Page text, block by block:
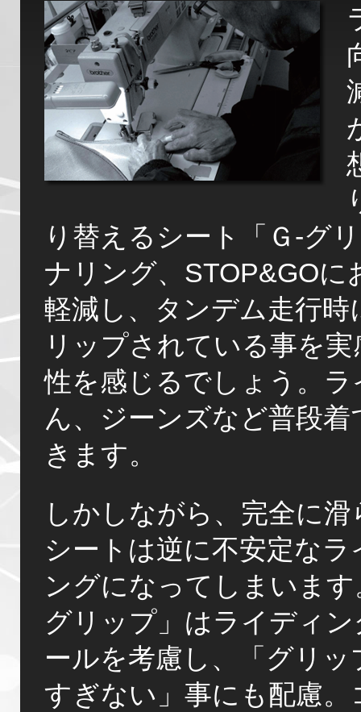
り替えるシート「Ｇ-グ
ナリング、STOP&GO
軽減し、タンデム走行
リップされている事を
性を感じるでしょう。
ん、ジーンズなど普段
きます。
しかしながら、完全に滑
シートは逆に不安定なラ
ングになってしまいます
グリップ」はライディ
ールを考慮し、「グリッ
すぎない」事にも配慮。